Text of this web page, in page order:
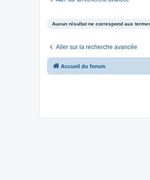
Aucun résultat ne correspond aux
Aller sur la recherche avancée
Accueil du forum